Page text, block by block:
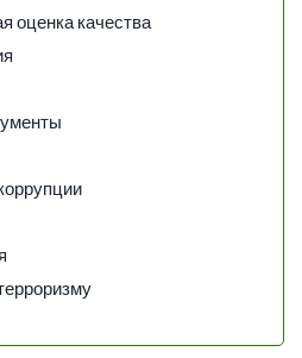
оценка качества